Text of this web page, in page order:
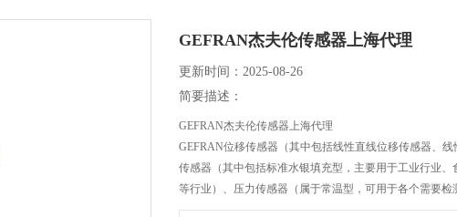
GEFRAN杰夫伦传感器上海代理
更新时间：2025-08-26
简要描述：
GEFRAN杰夫伦传感器上海代理
GEFRAN位移传感器（其中包括线性直线位移传感器、
传感器（其中包括标准水银填充型，主要用于工业行业
等行业）、压力传感器（属于常温型，可用于各个需要
（多种形式的选择例如剪切力检测、拉伸检测、拉压双向